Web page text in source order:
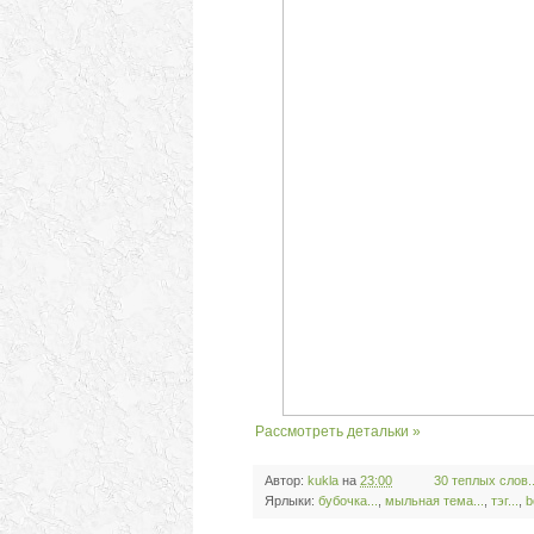
Рассмотреть детальки »
Автор: kukla на 23:00
30 теплых слов...
Ярлыки: бубочка... мыльная тема... тэг...